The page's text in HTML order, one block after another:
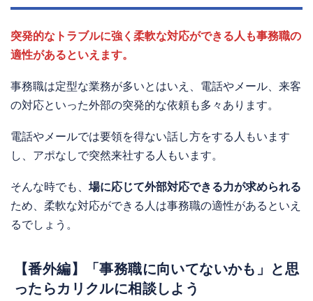
突発的なトラブルに強く柔軟な対応ができる人も事務職の
適性があるといえます。
事務職は定型な業務が多いとはいえ、電話やメール、来客
の対応といった外部の突発的な依頼も多々あります。
電話やメールでは要領を得ない話し方をする人もいます
し、アポなしで突然来社する人もいます。
そんな時でも、 場に応じて外部対応できる力が求められる
ため、柔軟な対応ができる人は事務職の適性があるといえ
るでしょう。
【番外編】「事務職に向いてないかも」と思
ったらカリクルに相談しよう